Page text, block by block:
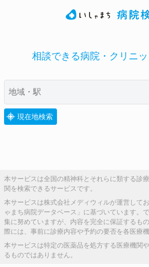
相談できる病院・クリニ
現在地検索
本サービスは全国の精神科とそれらに類する診
関を検索できるサービスです。
本サービスは株式会社メディウィルが運営して
ゃまち病院データベース」に基づいています。
集に努めていますが、内容を完全に保証するも
際には、事前に診療内容や予約の要否を各医療
本サービスは特定の医薬品を処方する医療機関
るものではありません。